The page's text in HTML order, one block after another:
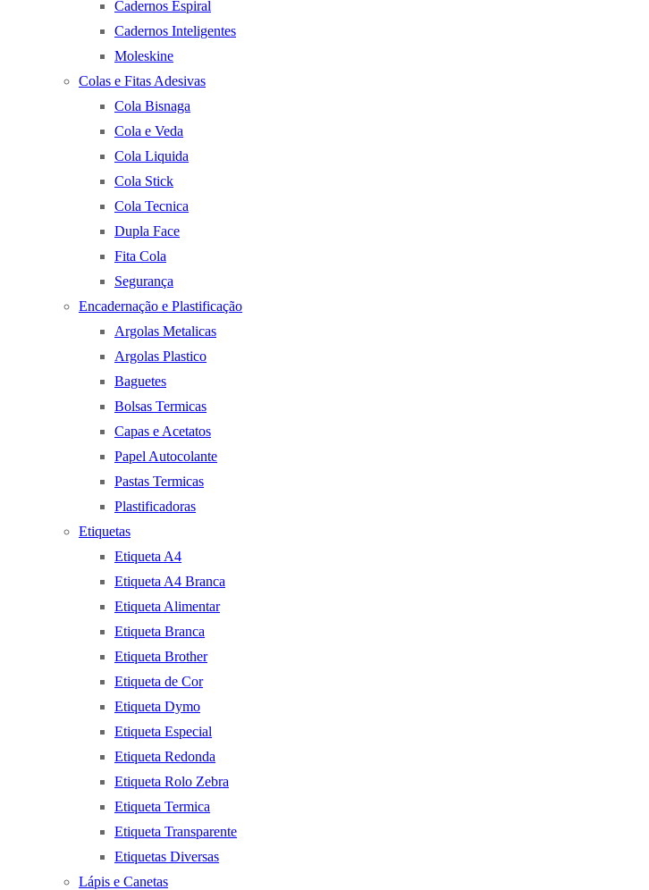
Cadernos Espiral
Cadernos Inteligentes
Moleskine
Colas e Fitas Adesivas
Cola Bisnaga
Cola e Veda
Cola Liquida
Cola Stick
Cola Tecnica
Dupla Face
Fita Cola
Segurança
Encadernação e Plastificação
Argolas Metalicas
Argolas Plastico
Baguetes
Bolsas Termicas
Capas e Acetatos
Papel Autocolante
Pastas Termicas
Plastificadoras
Etiquetas
Etiqueta A4
Etiqueta A4 Branca
Etiqueta Alimentar
Etiqueta Branca
Etiqueta Brother
Etiqueta de Cor
Etiqueta Dymo
Etiqueta Especial
Etiqueta Redonda
Etiqueta Rolo Zebra
Etiqueta Termica
Etiqueta Transparente
Etiquetas Diversas
Lápis e Canetas